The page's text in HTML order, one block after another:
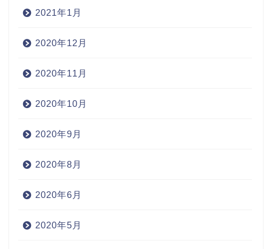
2021年1月
2020年12月
2020年11月
2020年10月
2020年9月
2020年8月
2020年6月
2020年5月